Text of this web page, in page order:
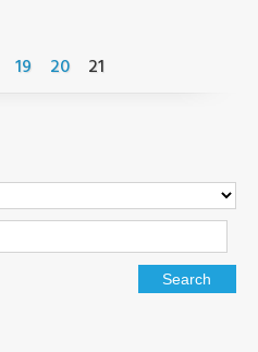
19 20 21